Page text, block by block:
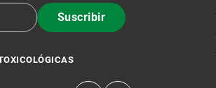
Suscribir